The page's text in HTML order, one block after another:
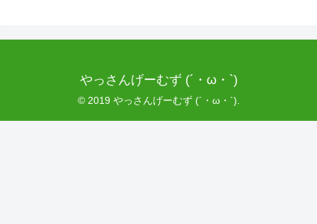
やっさんげーむず (´・ω・`)
© 2019 やっさんげーむず (´・ω・`).